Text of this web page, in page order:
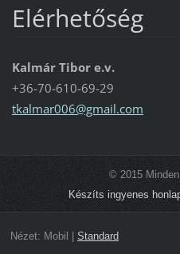
Elérhetőség
Kalmár Tibor e.v.
+36-70-610-69-29
tkalmar006@gmail.com
© 2015
Készíts ingyenes
Nézet: Mobil Standard